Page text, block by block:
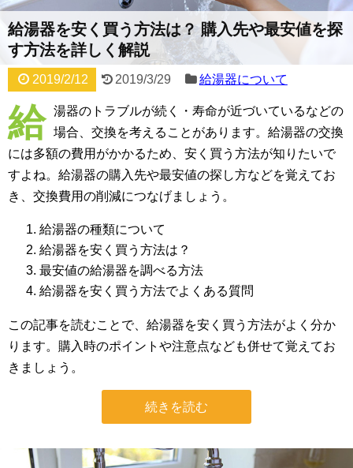
給湯器を安く買う方法は？ 購入先や最安値を探
す方法を詳しく解説
2019/2/12 2019/3/29 給湯器について
給 湯器のトラブルが続く・寿命が近づいているなどの
場合、交換を考えることがあります。給湯器の交換
には多額の費用がかかるため、安く買う方法が知りたいで
すよね。給湯器の購入先や最安値の探し方などを覚えてお
き、交換費用の削減につなげましょう。
給湯器の種類について
給湯器を安く買う方法は？
最安値の給湯器を調べる方法
給湯器を安く買う方法でよくある質問
この記事を読むことで、給湯器を安く買う方法がよく分か
ります。購入時のポイントや注意点なども併せて覚えてお
きましょう。
続きを読む